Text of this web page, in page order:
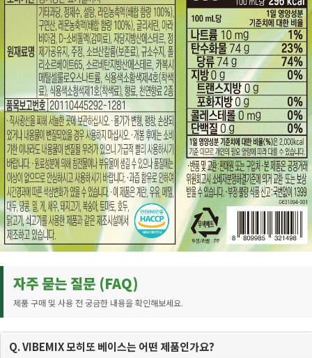
자주 묻는 질문 (FAQ)
제품 구매 및 사용 전 궁금한 내용을 확인해보세요.
Q. VIBEMIX 모히또 베이스는 어떤 제품인가요?